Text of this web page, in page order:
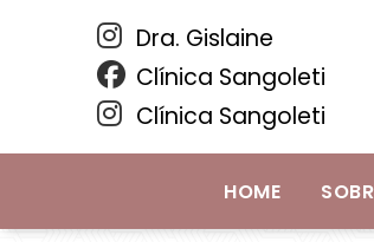
Dra. Gislaine
Clínica Sangoleti
Clínica Sangoleti
HOME